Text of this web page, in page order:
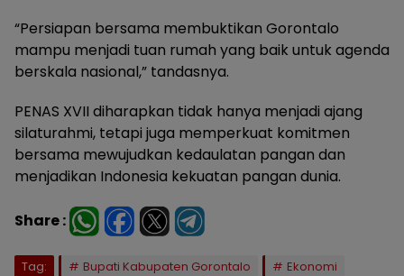
“Persiapan bersama membuktikan Gorontalo
mampu menjadi tuan rumah yang baik untuk agenda
berskala nasional,” tandasnya.
PENAS XVII diharapkan tidak hanya menjadi ajang
silaturahmi, tetapi juga memperkuat komitmen
bersama mewujudkan kedaulatan pangan dan
menjadikan Indonesia kekuatan pangan dunia.
Share :
Tag: Bupati Kabupaten Gorontalo
Ekonomi